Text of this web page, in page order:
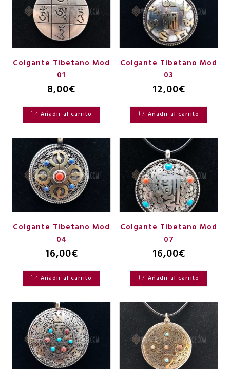
Colgante Tibetano Mod
01
8,00€
Añadir al carrito
Colgante Tibetano Mod
03
12,00€
Añadir al carrito
Colgante Tibetano Mod
04
16,00€
Añadir al carrito
Colgante Tibetano Mod
07
16,00€
Añadir al carrito